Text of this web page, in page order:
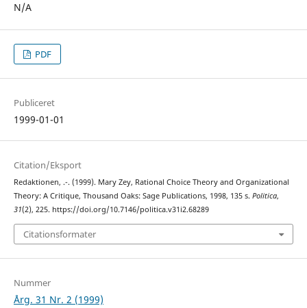
N/A
PDF
Publiceret
1999-01-01
Citation/Eksport
Redaktionen, .-. (1999). Mary Zey, Rational Choice Theory and Organizational
Theory: A Critique, Thousand Oaks: Sage Publications, 1998, 135 s. Politica,
31(2), 225. https://doi.org/10.7146/politica.v31i2.68289
Citationsformater
Nummer
Årg. 31 Nr. 2 (1999)